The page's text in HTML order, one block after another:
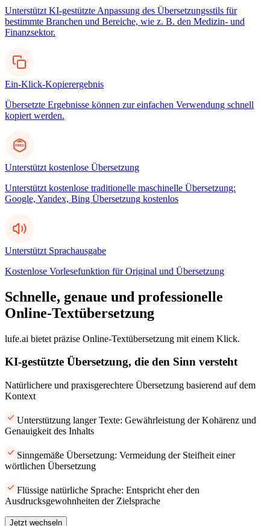
Unterstützt KI-gestützte Anpassung des Übersetzungsstils für
bestimmte Branchen und Bereiche, wie z. B. den Medizin- und
Finanzsektor.
Ein-Klick-Kopierergebnis
Übersetzte Ergebnisse können zur einfachen Verwendung schnell
kopiert werden.
Unterstützt kostenlose Übersetzung
Unterstützt kostenlose traditionelle maschinelle Übersetzung:
Google, Yandex, Bing Übersetzung kostenlos
Unterstützt Sprachausgabe
Kostenlose Vorlesefunktion für Original und Übersetzung
Schnelle, genaue und professionelle
Online-Textübersetzung
lufe.ai bietet präzise Online-Textübersetzung mit einem Klick.
KI-gestützte Übersetzung, die den Sinn versteht
Natürlichere und praxisgerechtere Übersetzung basierend auf dem
Kontext
Unterstützung langer Texte: Gewährleistung der Kohärenz und
Genauigkeit des Inhalts
Sinngemäße Übersetzung: Vermeidung der Steifheit einer
wörtlichen Übersetzung
Flüssige natürliche Sprache: Entspricht eher den
Ausdrucksgewohnheiten der Zielsprache
Jetzt wechseln